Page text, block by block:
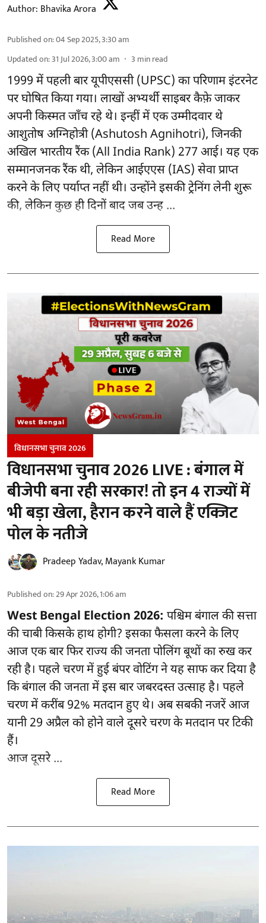
Author: Bhavika Arora
Published on:04 Sep 2025, 3:30 am
Updated on:31 Jul 2026, 3:00 am 3 min read
1999 में पहली बार यूपीएससी (UPSC) का परिणाम इंटरनेट
पर घोषित किया गया। लाखों अभ्यर्थी साइबर कैफ़े जाकर
अपनी किस्मत जाँच रहे थे। इन्हीं में एक उम्मीदवार थे
आशुतोष अग्निहोत्री (Ashutosh Agnihotri), जिनकी
अखिल भारतीय रैंक (All India Rank) 277 आई। यह एक
सम्मानजनक रैंक थी, लेकिन आईएएस (IAS) सेवा प्राप्त
करने के लिए पर्याप्त नहीं थी। उन्होंने इसकी ट्रेनिंग लेनी शुरू
की, लेकिन कुछ ही दिनों बाद जब उन्ह ...
Read More
विधानसभा चुनाव 2026
विधानसभा चुनाव 2026 LIVE : बंगाल में
बीजेपी बना रही सरकार! तो इन 4 राज्यों में
भी बड़ा खेला, हैरान करने वाले हैं एक्जिट
पोल के नतीजे
Pradeep Yadav,Mayank Kumar
Published on:29 Apr 2026, 1:06 am
West Bengal Election 2026: पश्चिम बंगाल की सत्ता
की चाबी किसके हाथ होगी? इसका फैसला करने के लिए
आज एक बार फिर राज्य की जनता पोलिंग बूथों का रुख कर
रही है। पहले चरण में हुई बंपर वोटिंग ने यह साफ कर दिया है
कि बंगाल की जनता में इस बार जबरदस्त उत्साह है। पहले
चरण में करींब 92% मतदान हुए थे। अब सबकी नजरें आज
यानी 29 अप्रैल को होने वाले दूसरे चरण के मतदान पर टिकी
हैं।
आज दूसरे ...
Read More